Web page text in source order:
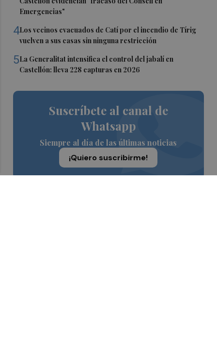
Emergencias"
4Los vecinos evacuados de Catí por el incendio de Tírig
vuelven a sus casas sin ninguna restricción
5La Generalitat intensifica el control del jabalí en
Castellón: lleva 228 capturas en 2026
Suscríbete al canal de
Whatsapp
Siempre al día de las últimas noticias
¡Quiero suscribirme!